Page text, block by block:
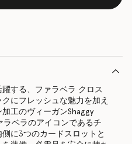
する、ファラベラ クロス
にフレッシュな魅力を加え
工のヴィーガンShaggy
ラベラのアイコンであるチ
に3つのカードスロットと